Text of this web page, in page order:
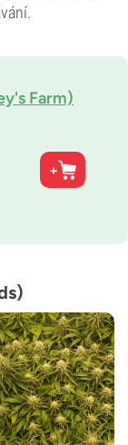
Farm)